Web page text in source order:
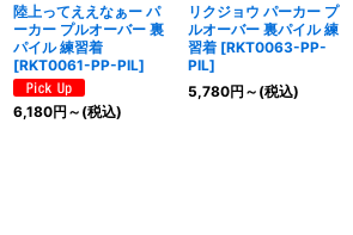
陸上ってええなぁー パ
ーカー プルオーバー 裏
パイル 練習着
[RKT0061-PP-PIL]
6,180円 ～ (税込)
リクジョウ パーカー プ
ルオーバー 裏パイル 練
習着 [RKT0063-PP-
PIL]
5,780円 ～ (税込)